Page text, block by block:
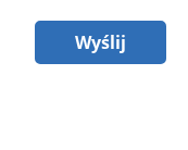
Wyślij